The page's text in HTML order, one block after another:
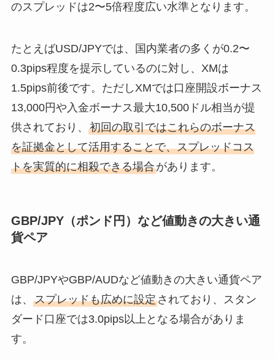
のスプレッドは2〜5倍程度広い水準となります。
たとえばUSD/JPYでは、国内業者の多くが0.2〜
0.3pips程度を提示しているのに対し、XMは
1.5pips前後です。ただしXMでは口座開設ボーナス
13,000円や入金ボーナス最大10,500ドル相当が提
供されており、 初回の取引ではこれらのボーナス
を証拠金として活用することで、スプレッドコス
トを実質的に相殺できる場合があります。
GBP/JPY（ポンド円）など値動きの大きい通
貨ペア
GBP/JPYやGBP/AUDなど値動きの大きい通貨ペア
は、 スプレッドも広めに設定されており、スタン
ダード口座では3.0pips以上となる場合がありま
す。